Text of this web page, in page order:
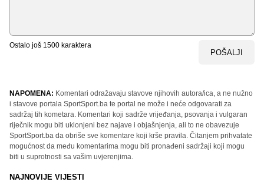
Ostalo još 1500 karaktera
POŠALJI
NAPOMENA: Komentari odražavaju stavove njihovih autora/ica, a ne nužno
i stavove portala SportSport.ba te portal ne može i neće odgovarati za
sadržaj tih kometara. Komentari koji sadrže vrijeđanja, psovanja i vulgaran
riječnik mogu biti uklonjeni bez najave i objašnjenja, ali to ne obavezuje
SportSport.ba da obriše sve komentare koji krše pravila. Čitanjem prihvatate
mogućnost da među komentarima mogu biti pronađeni sadržaji koji mogu
biti u suprotnosti sa vašim uvjerenjima.
NAJNOVIJE VIJESTI